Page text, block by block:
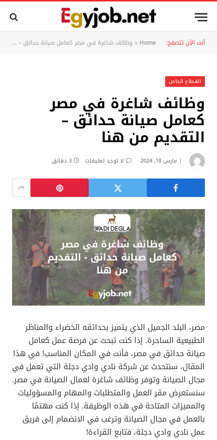
أنت الآن تتصفح: Home
» وظائف شاغرة في مصر كعامل صيانة حدائق – التقديم من هنا
القطاع الخاص
وظائف شاغرة في مصر
كعامل صيانة حدائق –
التقديم من هنا
مارس 18, 2024 لا توجد تعليقات 3 دقائق
مصر، البلد الجميل الذي يتميز بحدائقه الخضراء والمناظر
الطبيعية الساحرة. إذا كنت تبحث عن فرصة عمل كعامل
صيانة حدائق في مصر، فأنت في المكان المناسب! في هذا
المقال، سنتحدث عن شركة نادي وادي دجلة التي تعمل في
مجال الصيانة وتوفر وظائف شاغرة لعمال الصيانة في مصر.
سنستعرض مقر العمل والمتطلبات والمهام والمسؤوليات
والمميزات المتاحة في هذه الوظيفة. إذا كنت مهتمًا
بالعمل في مجال الصيانة وترغب في الانضمام إلى فريق
عمل نادي وادي دجلة، فتابع القراءة!